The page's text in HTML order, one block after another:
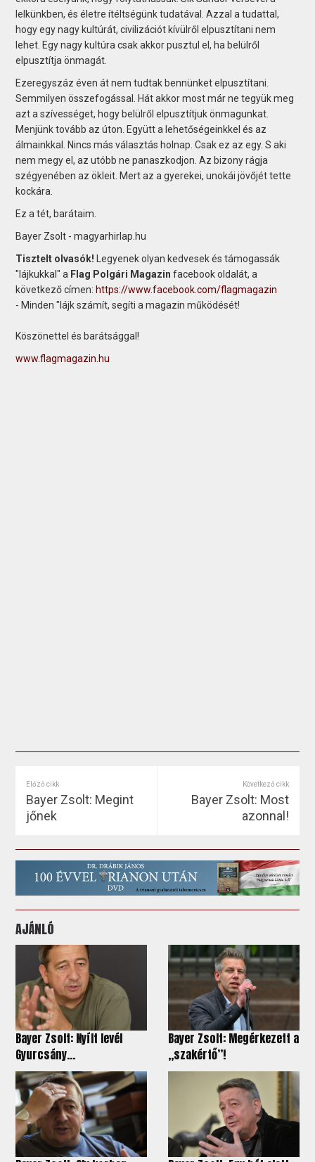
lelkünkben, és életre ítéltségünk tudatával. Azzal a tudattal,
hogy egy nagy kultúrát, civilizációt kívülről elpusztítani nem
lehet. Egy nagy kultúra csak akkor pusztul el, ha belülről
elpusztítja önmagát.
Ezeregyszáz éven át nem tudtak bennünket elpusztítani.
Semmilyen összefogással. Hát akkor most már ne tegyük meg
azt a szívességet, hogy belülről elpusztítjuk önmagunkat.
Menjünk tovább az úton. Együtt a lehetőségeinkkel és az
álmainkkal. Nincs más választás holnap. Csak ez az egy. S aki
nem megy el, az utóbb ne panaszkodjon. Az bizony rágja
szégyenében az ökleit. Mert az a gyerekei, unokái jövőjét tette
kockára.
Ez a tét, barátaim.
Bayer Zsolt - magyarhirlap.hu
Tisztelt olvasók! Legyenek olyan kedvesek és támogassák
"lájkukkal" a Flag Polgári Magazin facebook oldalát, a
következő címen: https://www.facebook.com/flagmagazin
- Minden "lájk számít, segíti a magazin működését!
Köszönettel és barátsággal!
www.flagmagazin.hu
Előző cikk
Bayer Zsolt: Megint
jőnek
Következő cikk
Bayer Zsolt: Most
azonnal!
AJÁNLÓ
Bayer Zsolt: Nyílt levél
Gyurcsány...
Bayer Zsolt: Megérkezett a
„szakértő”!